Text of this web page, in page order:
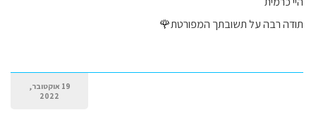
תודה רבה על תשובתך המפורטת🌹
19 אוקטובר,
2022